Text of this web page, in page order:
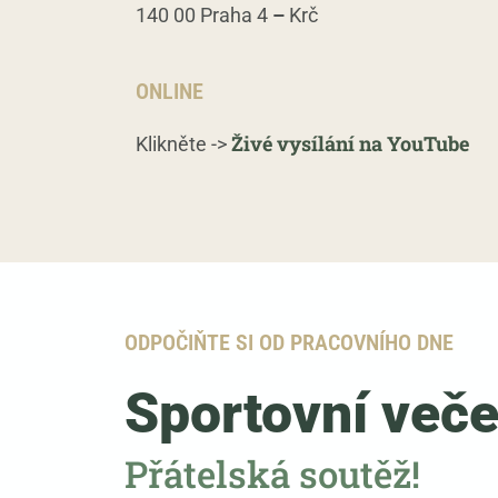
140 00 Praha 4 – Krč
ONLINE
Klikněte ->Živé vysílání na YouTube
ODPOČIŇTE SI OD PRACOVNÍHO DNE
Sportovní
Přátelská soutěž!